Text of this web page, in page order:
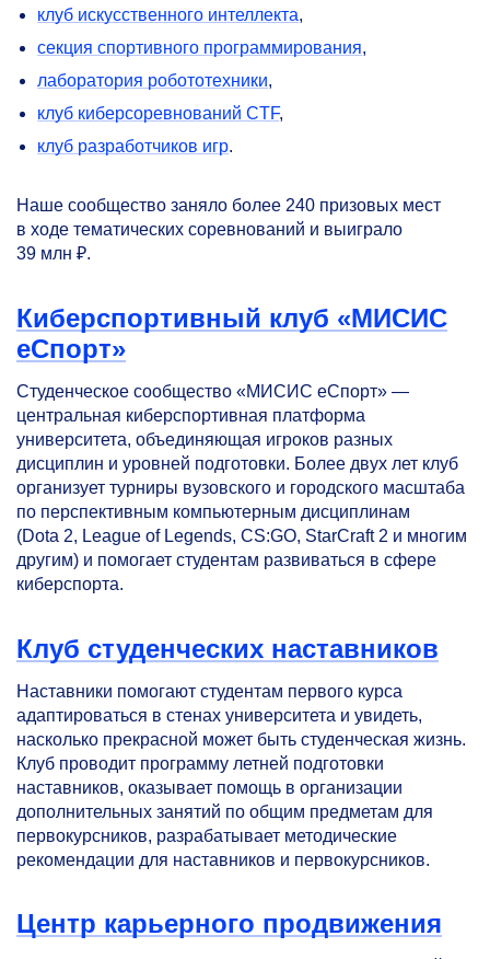
клуб искусственного интеллекта,
секция спортивного программирования,
лаборатория робототехники,
клуб киберсоревнований CTF,
клуб разработчиков игр.
Наше сообщество заняло более 240 призовых мест
в ходе тематических соревнований и выиграло
39 млн ₽.
Киберспортивный клуб «МИСИС
еСпорт»
Студенческое сообщество «МИСИС еСпорт» —
центральная киберспортивная платформа
университета, объединяющая игроков разных
дисциплин и уровней подготовки. Более двух лет клуб
организует турниры вузовского и городского масштаба
по перспективным компьютерным дисциплинам
(Dota 2, League of Legends, CS:GO, StarCraft 2 и многим
другим) и помогает студентам развиваться в сфере
киберспорта.
Клуб студенческих наставников
Наставники помогают студентам первого курса
адаптироваться в стенах университета и увидеть,
насколько прекрасной может быть студенческая жизнь.
Клуб проводит программу летней подготовки
наставников, оказывает помощь в организации
дополнительных занятий по общим предметам для
первокурсников, разрабатывает методические
рекомендации для наставников и первокурсников.
Центр карьерного продвижения